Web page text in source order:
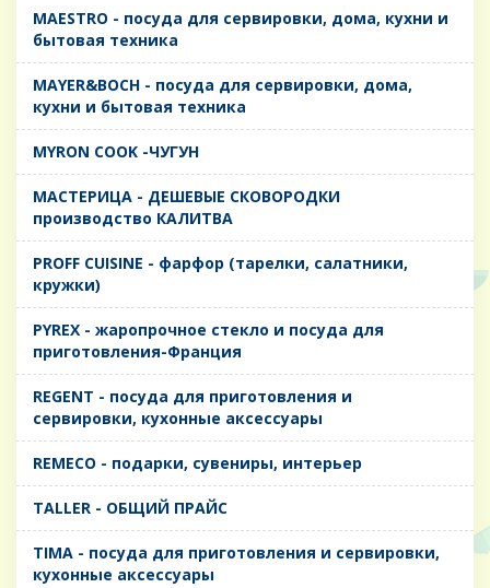
MAESTRO - посуда для сервировки, дома, кухни и
бытовая техника
MAYER&BOCH - посуда для сервировки, дома,
кухни и бытовая техника
MYRON COOK -ЧУГУН
MАСТЕРИЦА - ДЕШЕВЫЕ СКОВОРОДКИ
производство КАЛИТВА
PROFF CUISINE - фарфор (тарелки, салатники,
кружки)
PYREX - жаропрочное стекло и посуда для
приготовления-Франция
REGENT - посуда для приготовления и
сервировки, кухонные аксессуары
REMECO - подарки, сувениры, интерьер
TALLER - ОБЩИЙ ПРАЙС
TIMA - посуда для приготовления и сервировки,
кухонные аксессуары